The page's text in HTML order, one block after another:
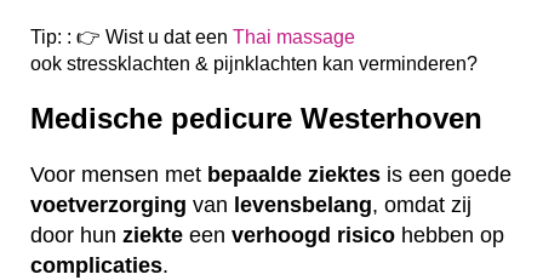
Tip: : 👉 Wist u dat een Thai massage
ook stressklachten & pijnklachten kan verminderen?
Medische pedicure Westerhoven
Voor mensen met bepaalde ziektes is een goede
voetverzorging van levensbelang, omdat zij
door hun ziekte een verhoogd risico hebben op
complicaties.